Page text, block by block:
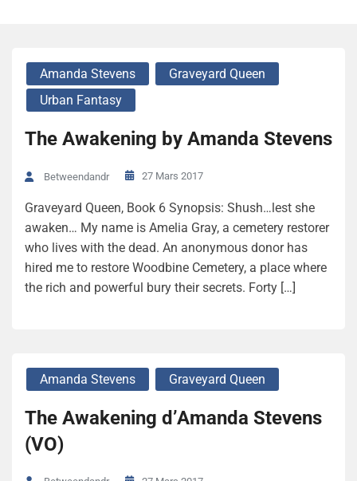
Amanda Stevens
Graveyard Queen
Urban Fantasy
The Awakening by Amanda Stevens
Betweendandr 27 Mars 2017
Graveyard Queen, Book 6 Synopsis: Shush…lest she
awaken… My name is Amelia Gray, a cemetery restorer
who lives with the dead. An anonymous donor has
hired me to restore Woodbine Cemetery, a place where
the rich and powerful bury their secrets. Forty […]
Amanda Stevens Graveyard Queen
The Awakening d’Amanda Stevens
(VO)